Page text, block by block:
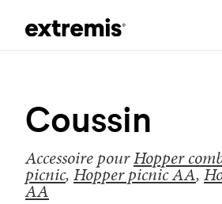
Coussin
Accessoire pourHopper
picnic, Hopper picnic AA,
AA